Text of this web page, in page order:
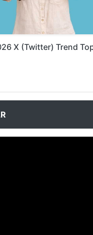
X (Twitter) Trend